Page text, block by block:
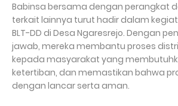
Babinsa bersama dengan perangkat
terkait lainnya turut hadir dalam
BLT-DD di Desa Ngaresrejo. Dengan
jawab, mereka membantu proses
kepada masyarakat yang
ketertiban, dan memastikan bahwa
dengan lancar serta aman.